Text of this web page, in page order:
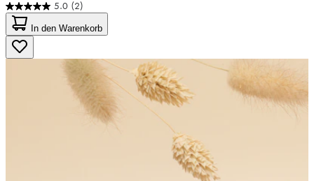
5.0 (2)
5.0
von
5
Sternen.
2
Bewertungen
In den Warenkorb